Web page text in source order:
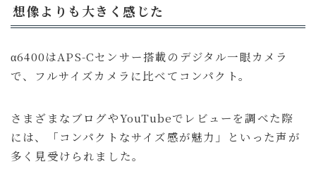
想像よりも大きく感じた
α6400はAPS-Cセンサー搭載のデジタル一眼カメラ
で、フルサイズカメラに比べてコンパクト。
さまざまなブログやYouTubeでレビューを調べた際
には、「コンパクトなサイズ感が魅力」といった声が
多く見受けられました。